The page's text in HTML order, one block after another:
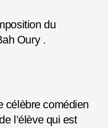
du
Oury .
célèbre comédien
l’élève qui est